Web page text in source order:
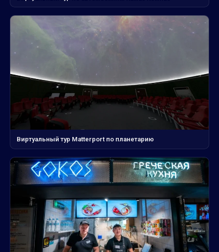
Виртуальный тур Matterport по планетарию